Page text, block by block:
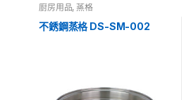
廚房用品,蒸格
不銹鋼蒸格 DS-SM-002